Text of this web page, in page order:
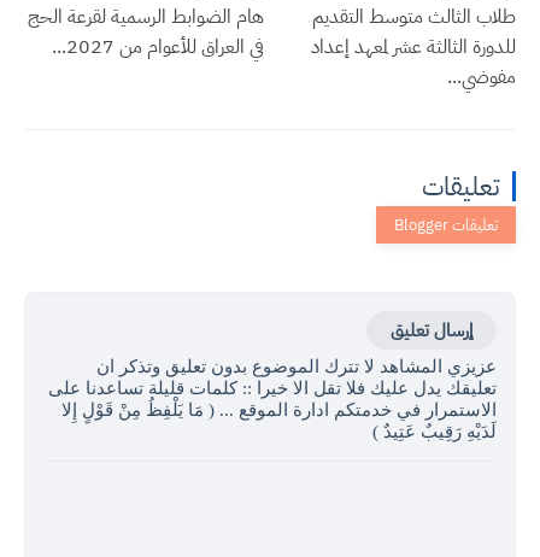
طلاب الثالث متوسط التقديم
للدورة الثالثة عشر لمعهد إعداد
مفوضي...
هام الضوابط الرسمية لقرعة الحج
في العراق للأعوام من 2027...
تعليقات
إرسال تعليق
عزيزي المشاهد لا تترك الموضوع بدون تعليق وتذكر ان
تعليقك يدل عليك فلا تقل الا خيرا :: كلمات قليلة تساعدنا على
الاستمرار في خدمتكم ادارة الموقع ... ( مَا يَلْفِظُ مِنْ قَوْلٍ إِلا
لَدَيْهِ رَقِيبٌ عَتِيدٌ )